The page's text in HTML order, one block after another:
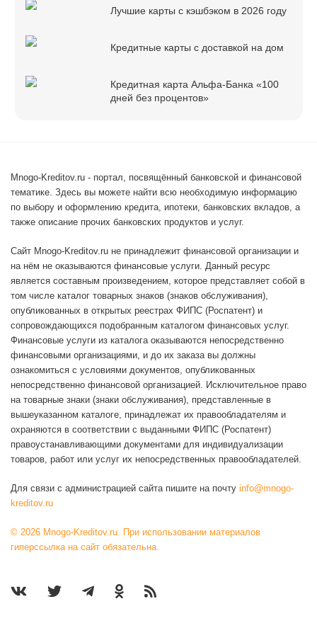
Лучшие карты с кэшбэком в 2026 году
Кредитные карты с доставкой на дом
Кредитная карта Альфа-Банка «100
дней без процентов»
Mnogo-Kreditov.ru - портал, посвящённый банковской и финансовой
тематике. Здесь вы можете найти всю необходимую информацию
по выбору и оформлению кредита, ипотеки, банковских вкладов, а
также описание прочих банковских продуктов и услуг.
Сайт Mnogo-Kreditov.ru не принадлежит финансовой организации и
на нём не оказываются финансовые услуги. Данный ресурс
является составным произведением, которое представляет собой в
том числе каталог товарных знаков (знаков обслуживания),
опубликованных в открытых реестрах ФИПС (Роспатент) и
сопровождающихся подобранным каталогом финансовых услуг.
Финансовые услуги из каталога оказываются непосредственно
финансовыми организациями, и до их заказа вы должны
ознакомиться с условиями документов, опубликованных
непосредственно финансовой организацией. Исключительное право
на товарные знаки (знаки обслуживания), представленные в
вышеуказанном каталоге, принадлежат их правообладателям и
охраняются в соответствии с выданными ФИПС (Роспатент)
правоустанавливающими документами для индивидуализации
товаров, работ или услуг их непосредственных правообладателей.
Для связи с администрацией сайта пишите на почту info@mnogo-
kreditov.ru
© 2026 Mnogo-Kreditov.ru. При использовании материалов
гиперссылка на сайт обязательна.